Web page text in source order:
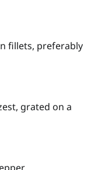
fillets, preferably
grated on a